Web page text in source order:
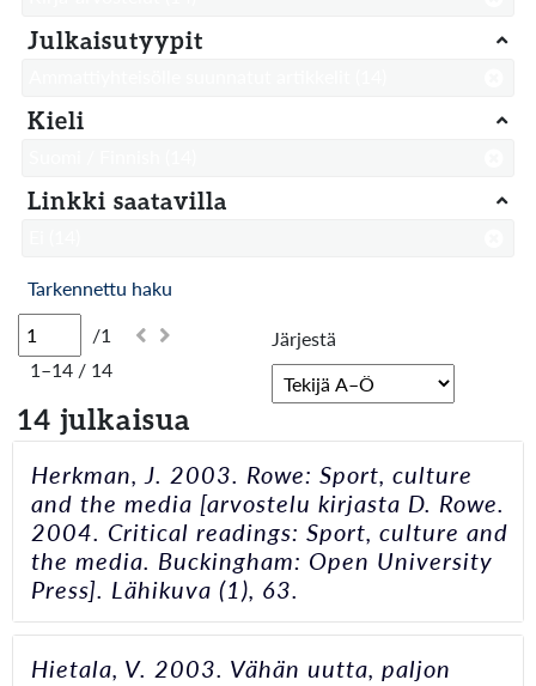
/1
1–14 / 14
Järjestä
14 julkaisua
Herkman, J. 2003. Rowe: Sport, culture
and the media [arvostelu kirjasta D. Rowe.
2004. Critical readings: Sport, culture and
the media. Buckingham: Open University
Press]. Lähikuva (1), 63.
Hietala, V. 2003. Vähän uutta, paljon
Julkaisutyypit
Kieli
Linkki saatavilla
Tarkennettu haku